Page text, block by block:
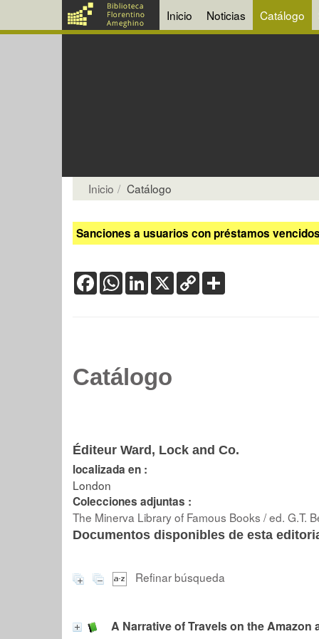
Inicio Noticias Catálogo
Inicio Catálogo
Sanciones a usuarios con préstamos
FacebookWhatsApp
LinkedIn
X Copy
Link
Catálogo
Éditeur Ward, Lock and Co.
localizada en :
London
Colecciones adjuntas :
The Minerva Library of Famous Books / ed. G.T.
Documentos disponibles de esta
Refinar búsqueda
A Narrative of Travels on the Amazon